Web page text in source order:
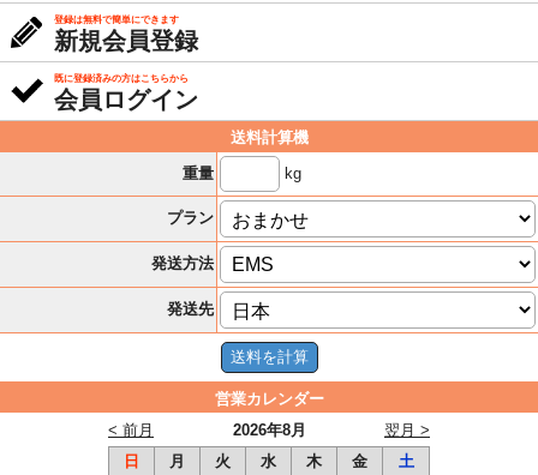
登録は無料で簡単にできます
新規会員登録
既に登録済みの方はこちらから
会員ログイン
送料計算機
重量
kg
プラン
発送方法
発送先
営業カレンダー
2026年8月
< 前月
翌月 >
日
月 火 水 木 金
土